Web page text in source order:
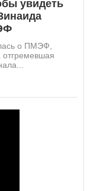
увидеть
о ПМЭФ,
отгремевшая